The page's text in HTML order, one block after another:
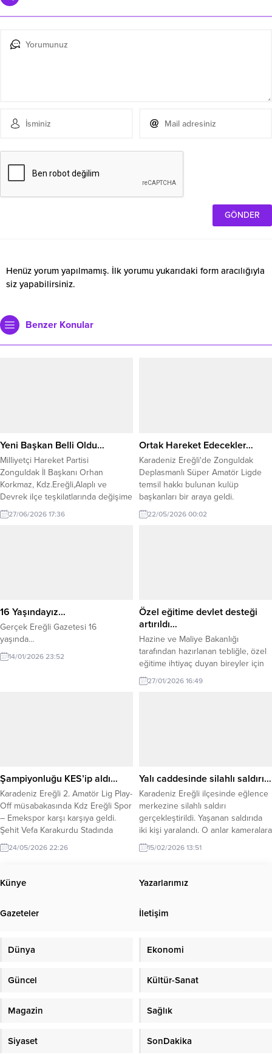
Henüz yorum yapılmamış. İlk yorumu yukarıdaki form aracılığıyla
siz yapabilirsiniz.
Benzer Konular
Yeni Başkan Belli Oldu…
Milliyetçi Hareket Partisi
Zonguldak İl Başkanı Orhan
Korkmaz, Kdz.Ereğli,Alaplı ve
Devrek ilçe teşkilatlarında değişime
gidileceğini açıkladı. Açıklama
şöyle: “Milliyetçi Hareket Partisi
disiplini içerisinde yürüteceğiz.
Liderimizin ortaya...
27/06/2026 17:36
Ortak Hareket Edecekler…
Karadeniz Ereğli'de Zonguldak
Deplasmanlı Süper Amatör Ligde
temsil hakkı bulunan kulüp
başkanları bir araya geldi.
22/05/2026 00:02
16 Yaşındayız…
Gerçek Ereğli Gazetesi 16
yaşında…
14/01/2026 23:52
Özel eğitime devlet desteği
artırıldı…
Hazine ve Maliye Bakanlığı
tarafından hazırlanan tebliğle, özel
eğitime ihtiyaç duyan bireyler için
2026 yılında verilecek devlet
destek tutarları Resmî Gazete’de
yayımlanarak yürürlüğe girdi. Buna
göre, özel...
27/01/2026 16:49
Şampiyonluğu KES’ip aldı…
Karadeniz Ereğli 2. Amatör Lig Play-
Off müsabakasında Kdz Ereğli Spor
– Emekspor karşı karşıya geldi.
Şehit Vefa Karakurdu Stadında
oynanan müsabaka her iki takımın
karşılıklı atakları ile devam etti.
bulunduran Kdz Ereğli Spor, 67.
dakikada Emeksporlu Dinçer
1-0 öne geçti. Karşılaşmada...
24/05/2026 22:26
Yalı caddesinde silahlı saldırı…
Karadeniz Ereğli ilçesinde eğlence
merkezine silahlı saldırı
gerçekleştirildi. Yaşanan saldırıda
iki kişi yaralandı. O anlar kameralara
yansıdı. Olay ilçeye bağlı Orhanlar
Mahallesi Süleyman Seba Sokak
meydana geldi. İddiaya göre 14
mekana gelen A.G., belinden
15/02/2026 13:51
Künye Yazarlarımız
Gazeteler İletişim
Dünya Ekonomi
Güncel Kültür-Sanat
Magazin Sağlık
Siyaset SonDakika